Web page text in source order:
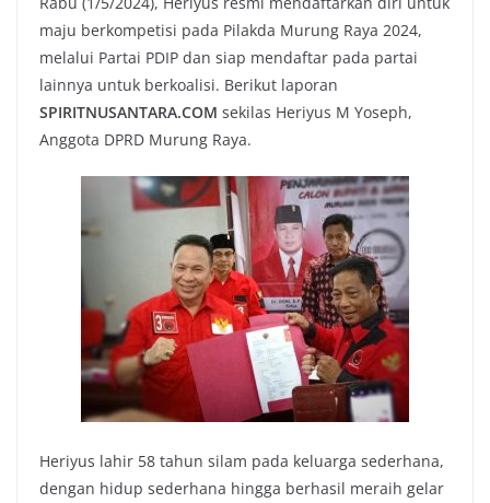
maju berkompetisi pada Pilakda Murung Raya 2024,
melalui Partai PDIP dan siap mendaftar pada partai
lainnya untuk berkoalisi. Berikut laporan
SPIRITNUSANTARA.COM sekilas Heriyus M Yoseph,
Anggota DPRD Murung Raya.
Heriyus lahir 58 tahun silam pada keluarga sederhana,
dengan hidup sederhana hingga berhasil meraih gelar